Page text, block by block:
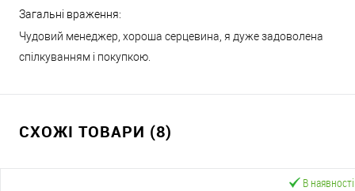
Загальні враження:
Чудовий менеджер, хороша серцевина, я дуже задоволена
спілкуванням і покупкою.
СХОЖІ ТОВАРИ (8)
В наявності